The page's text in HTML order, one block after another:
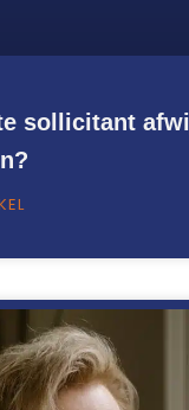
sollicitant